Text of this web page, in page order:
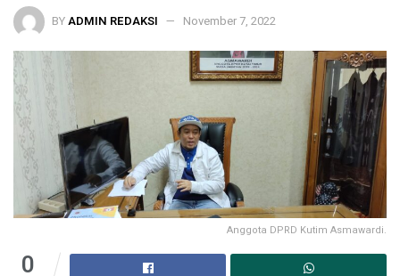
BYADMIN REDAKSI November 7, 2022
Anggota DPRD Kutim Asmawardi.
0